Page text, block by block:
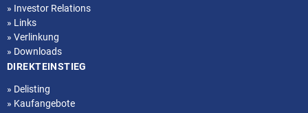
» Investor Relations
» Links
» Verlinkung
» Downloads
DIREKTEINSTIEG
» Delisting
» Kaufangebote